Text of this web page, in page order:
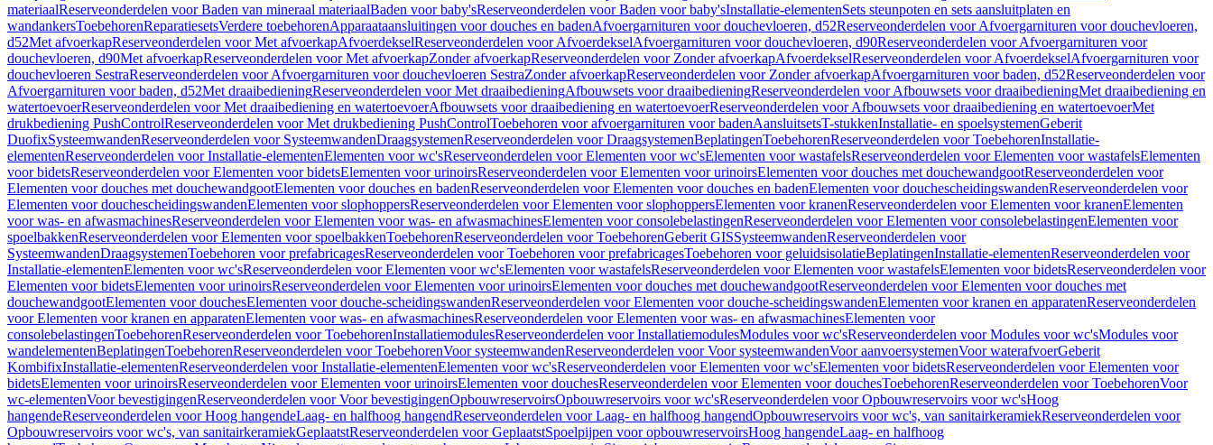
materiaalReserveonderdelen voor Baden van mineraal materiaalBaden voor baby'sReserveonderdelen voor Baden voor baby'sInstallatie-elementenSets steunpoten en sets aansluitplaten en
wandankersToebehorenReparatiesetsVerdere toebehorenApparaataansluitingen voor douches en badenAfvoergarnituren voor douchevloeren, d52Reserveonderdelen voor Afvoergarnituren voor douchevloeren,
d52Met afvoerkapReserveonderdelen voor Met afvoerkapAfvoerdekselReserveonderdelen voor AfvoerdekselAfvoergarnituren voor douchevloeren, d90Reserveonderdelen voor Afvoergarnituren voor
douchevloeren, d90Met afvoerkapReserveonderdelen voor Met afvoerkapZonder afvoerkapReserveonderdelen voor Zonder afvoerkapAfvoerdekselReserveonderdelen voor AfvoerdekselAfvoergarnituren voor
douchevloeren SestraReserveonderdelen voor Afvoergarnituren voor douchevloeren SestraZonder afvoerkapReserveonderdelen voor Zonder afvoerkapAfvoergarnituren voor baden, d52Reserveonderdelen voor
Afvoergarnituren voor baden, d52Met draaibedieningReserveonderdelen voor Met draaibedieningAfbouwsets voor draaibedieningReserveonderdelen voor Afbouwsets voor draaibedieningMet draaibediening en
watertoevoerReserveonderdelen voor Met draaibediening en watertoevoerAfbouwsets voor draaibediening en watertoevoerReserveonderdelen voor Afbouwsets voor draaibediening en watertoevoerMet
drukbediening PushControlReserveonderdelen voor Met drukbediening PushControlToebehoren voor afvoergarnituren voor badenAansluitsetsT-stukkenInstallatie- en spoelsystemenGeberit
DuofixSysteemwandenReserveonderdelen voor SysteemwandenDraagsystemenReserveonderdelen voor DraagsystemenBeplatingenToebehorenReserveonderdelen voor ToebehorenInstallatie-
elementenReserveonderdelen voor Installatie-elementenElementen voor wc'sReserveonderdelen voor Elementen voor wc'sElementen voor wastafelsReserveonderdelen voor Elementen voor wastafelsElementen
voor bidetsReserveonderdelen voor Elementen voor bidetsElementen voor urinoirsReserveonderdelen voor Elementen voor urinoirsElementen voor douches met douchewandgootReserveonderdelen voor
Elementen voor douches met douchewandgootElementen voor douches en badenReserveonderdelen voor Elementen voor douches en badenElementen voor douchescheidingswandenReserveonderdelen voor
Elementen voor douchescheidingswandenElementen voor slophoppersReserveonderdelen voor Elementen voor slophoppersElementen voor kranenReserveonderdelen voor Elementen voor kranenElementen
voor was- en afwasmachinesReserveonderdelen voor Elementen voor was- en afwasmachinesElementen voor consolebelastingenReserveonderdelen voor Elementen voor consolebelastingenElementen voor
spoelbakkenReserveonderdelen voor Elementen voor spoelbakkenToebehorenReserveonderdelen voor ToebehorenGeberit GISSysteemwandenReserveonderdelen voor
SysteemwandenDraagsystemenToebehoren voor prefabricagesReserveonderdelen voor Toebehoren voor prefabricagesToebehoren voor geluidsisolatieBeplatingenInstallatie-elementenReserveonderdelen voor
Installatie-elementenElementen voor wc'sReserveonderdelen voor Elementen voor wc'sElementen voor wastafelsReserveonderdelen voor Elementen voor wastafelsElementen voor bidetsReserveonderdelen voor
Elementen voor bidetsElementen voor urinoirsReserveonderdelen voor Elementen voor urinoirsElementen voor douches met douchewandgootReserveonderdelen voor Elementen voor douches met
douchewandgootElementen voor douchesElementen voor douche-scheidingswandenReserveonderdelen voor Elementen voor douche-scheidingswandenElementen voor kranen en apparatenReserveonderdelen
voor Elementen voor kranen en apparatenElementen voor was- en afwasmachinesReserveonderdelen voor Elementen voor was- en afwasmachinesElementen voor
consolebelastingenToebehorenReserveonderdelen voor ToebehorenInstallatiemodulesReserveonderdelen voor InstallatiemodulesModules voor wc'sReserveonderdelen voor Modules voor wc'sModules voor
wandelementenBeplatingenToebehorenReserveonderdelen voor ToebehorenVoor systeemwandenReserveonderdelen voor Voor systeemwandenVoor aanvoersystemenVoor waterafvoerGeberit
KombifixInstallatie-elementenReserveonderdelen voor Installatie-elementenElementen voor wc'sReserveonderdelen voor Elementen voor wc'sElementen voor bidetsReserveonderdelen voor Elementen voor
bidetsElementen voor urinoirsReserveonderdelen voor Elementen voor urinoirsElementen voor douchesReserveonderdelen voor Elementen voor douchesToebehorenReserveonderdelen voor ToebehorenVoor
wc-elementenVoor bevestigingenReserveonderdelen voor Voor bevestigingenOpbouwreservoirsOpbouwreservoirs voor wc'sReserveonderdelen voor Opbouwreservoirs voor wc'sHoog
hangendeReserveonderdelen voor Hoog hangendeLaag- en halfhoog hangendReserveonderdelen voor Laag- en halfhoog hangendOpbouwreservoirs voor wc's, van sanitairkeramiekReserveonderdelen voor
Opbouwreservoirs voor wc's, van sanitairkeramiekGeplaatstReserveonderdelen voor GeplaatstSpoelpijpen voor opbouwreservoirsHoog hangendeLaag- en halfhoog